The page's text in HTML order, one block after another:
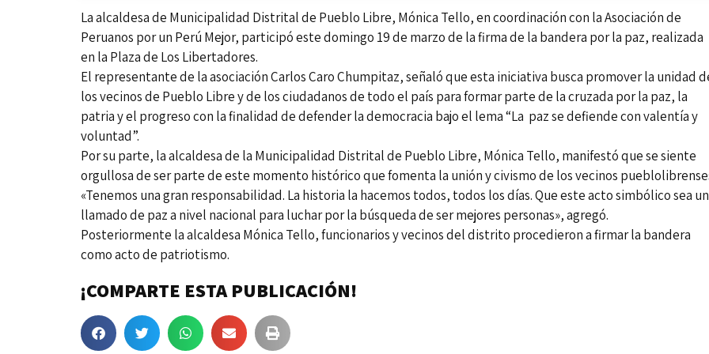
La alcaldesa de Municipalidad Distrital de Pueblo Libre, Mónica Tello, en coordinación con la Asociación de
Peruanos por un Perú Mejor, participó este domingo 19 de marzo de la firma de la bandera por la paz, realizada
en la Plaza de Los Libertadores.
El representante de la asociación Carlos Caro Chumpitaz, señaló que esta iniciativa busca promover la unidad
los vecinos de Pueblo Libre y de los ciudadanos de todo el país para formar parte de la cruzada por la paz, la
patria y el progreso con la finalidad de defender la democracia bajo el lema “La paz se defiende con valentía y
voluntad”.
Por su parte, la alcaldesa de la Municipalidad Distrital de Pueblo Libre, Mónica Tello, manifestó que se siente
orgullosa de ser parte de este momento histórico que fomenta la unión y civismo de los vecinos
«Tenemos una gran responsabilidad. La historia la hacemos todos, todos los días. Que este acto simbólico sea un
llamado de paz a nivel nacional para luchar por la búsqueda de ser mejores personas», agregó.
Posteriormente la alcaldesa Mónica Tello, funcionarios y vecinos del distrito procedieron a firmar la bandera
como acto de patriotismo.
¡COMPARTE ESTA PUBLICACIÓN!